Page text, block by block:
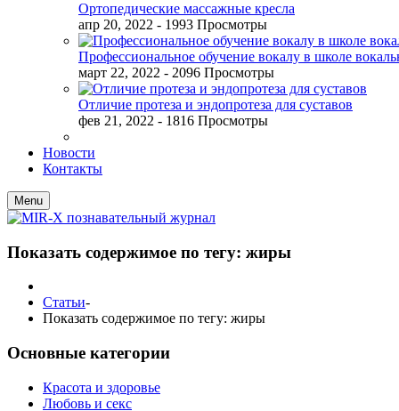
Ортопедические массажные кресла
апр 20, 2022 - 1993 Просмотры
Профессиональное обучение вокалу в школе
март 22, 2022 - 2096 Просмотры
Отличие протеза и эндопротеза для суставов
фев 21, 2022 - 1816 Просмотры
Новости
Контакты
Menu
Показать содержимое по тегу: жиры
Статьи-
Показать содержимое по тегу: жиры
Основные категории
Красота и здоровье
Любовь и секс